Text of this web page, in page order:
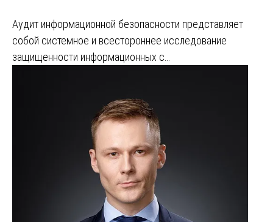
Аудит информационной безопасности представляет
собой системное и всестороннее исследование
защищенности информационных с…